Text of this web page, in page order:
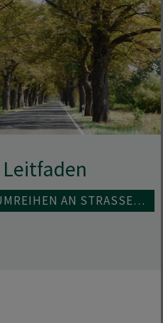
AN STRASSEN UND WEGEN